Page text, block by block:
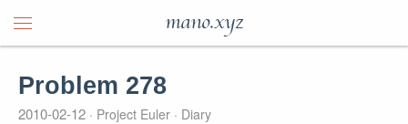
mano.xyz
Problem 278
2010-02-12 Project Euler Diary